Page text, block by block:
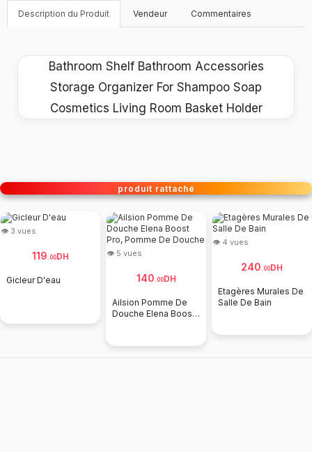
Description du Produit Vendeur Commentaires
Bathroom Shelf Bathroom Accessories
Storage Organizer For Shampoo Soap
Cosmetics Living Room Basket Holder
produit rattaché
👁 3 vues
119 00DH
Gicleur D'eau
👁 5 vues
140 00DH
Ailsion Pomme De
Douche Elena Boost
👁 4 vues
240 00DH
Etagères Murales De
Salle De Bain